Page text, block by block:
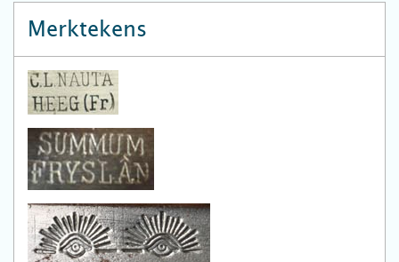
Merktekens